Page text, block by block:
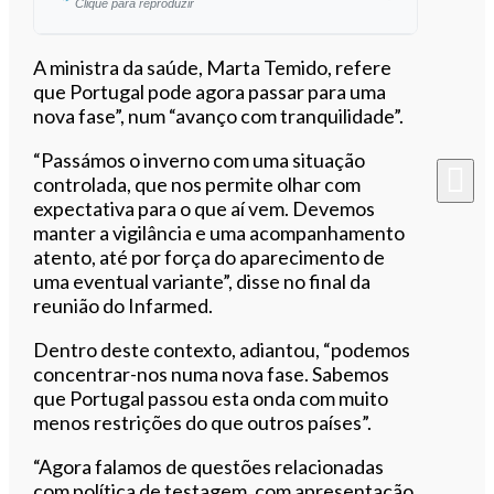
Clique para reproduzir
Ouvir este artigo
A ministra da saúde, Marta Temido, refere
que Portugal pode agora passar para uma
nova fase”, num “avanço com tranquilidade”.
“Passámos o inverno com uma situação
controlada, que nos permite olhar com
expectativa para o que aí vem. Devemos
manter a vigilância e uma acompanhamento
atento, até por força do aparecimento de
uma eventual variante”, disse no final da
reunião do Infarmed.
Dentro deste contexto, adiantou, “podemos
concentrar-nos numa nova fase. Sabemos
que Portugal passou esta onda com muito
menos restrições do que outros países”.
“Agora falamos de questões relacionadas